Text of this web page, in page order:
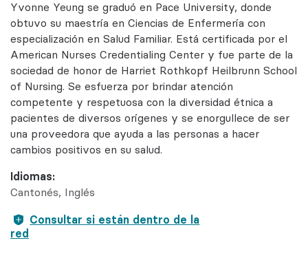
Idiomas:
Cantonés Inglés
Consultar si están dentro de la
red
Yvonne Yeung se graduó en Pace University, donde
obtuvo su maestría en Ciencias de Enfermería con
especialización en Salud Familiar. Está certificada por el
American Nurses Credentialing Center y fue parte de la
sociedad de honor de Harriet Rothkopf Heilbrunn School
of Nursing. Se esfuerza por brindar atención
competente y respetuosa con la diversidad étnica a
pacientes de diversos orígenes y se enorgullece de ser
una proveedora que ayuda a las personas a hacer
cambios positivos en su salud.